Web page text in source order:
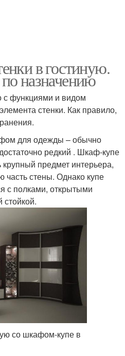
в гостиную.
назначению
с функциями и видом
стенки. Как правило,
для одежды – обычно
редкий . Шкаф-купе
крупный предмет интерьера,
стены. Однако купе
с полками, открытыми
стойкой.
со шкафом-купе в